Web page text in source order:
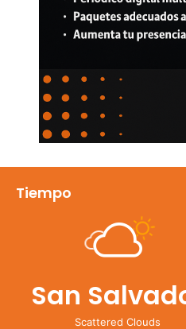
Tiempo
San
Scattered Clouds